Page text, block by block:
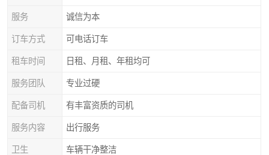
服务 诚信为本
订车方式 可电话订车
租车时间 日租、月租、年租均可
服务团队 专业过硬
配备司机 有丰富资质的司机
服务内容 出行服务
卫生 车辆干净整洁